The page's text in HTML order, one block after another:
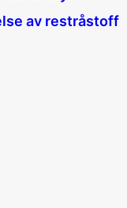
av restråstoff
|
AS har
sin
VilMer
Klosser